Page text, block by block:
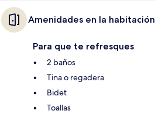
Amenidades en la habitación
Para que te refresques
2 baños
Tina o regadera
Bidet
Toallas